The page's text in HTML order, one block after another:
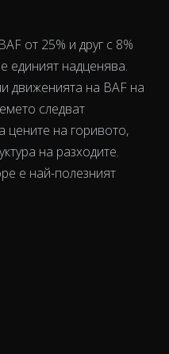
от 25% и друг с 8%
единият надценява.
движенията на BAF на
следват
цените на горивото,
на разходите.
е най-полезният